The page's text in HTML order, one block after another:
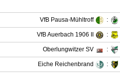
VfB Pausa-Mühltroff :
VfB Auerbach 1906 II :
Oberlungwitzer SV :
Eiche Reichenbrand :